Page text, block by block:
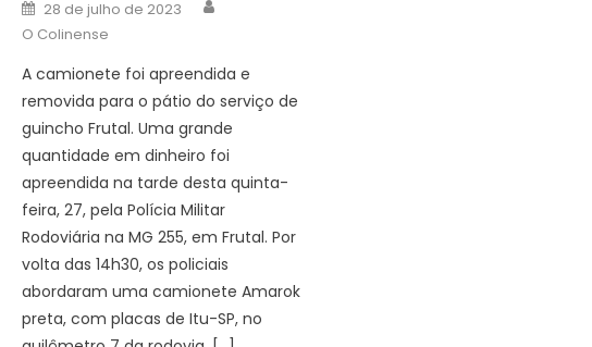
on
28 de julho de 2023
O Colinense
A camionete foi apreendida e
removida para o pátio do serviço de
guincho Frutal. Uma grande
quantidade em dinheiro foi
apreendida na tarde desta quinta-
feira, 27, pela Polícia Militar
Rodoviária na MG 255, em Frutal. Por
volta das 14h30, os policiais
abordaram uma camionete Amarok
preta, com placas de Itu-SP, no